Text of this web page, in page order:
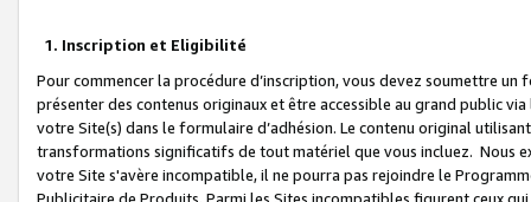
1. Inscription et Eligibilité
Pour commencer la procédure d’inscription, vous devez soumettre
présenter des contenus originaux et être accessible au grand public
votre Site(s) dans le formulaire d’adhésion. Le contenu original
transformations significatifs de tout matériel que vous incluez. Nous
votre Site s'avère incompatible, il ne pourra pas rejoindre le
Publicitaire de Produits. Parmi les Sites incompatibles figurent ceux